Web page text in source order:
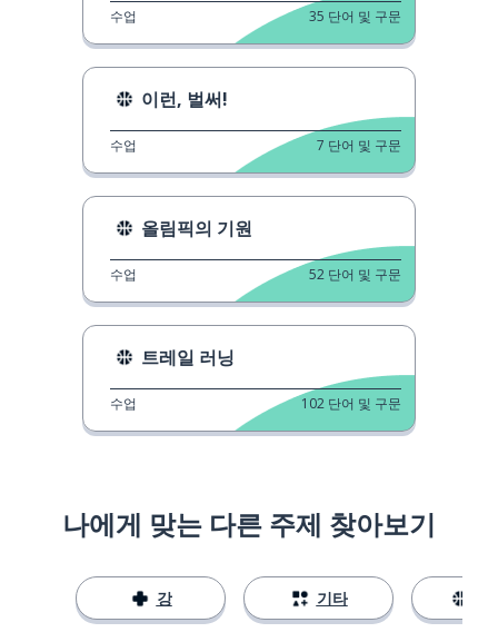
수업 35 단어 및 구문
이런, 벌써!
수업 7 단어 및 구문
올림픽의 기원
수업 52 단어 및 구문
트레일 러닝
수업 102 단어 및 구문
나에게 맞는 다른 주제 찾아보기
강 기타